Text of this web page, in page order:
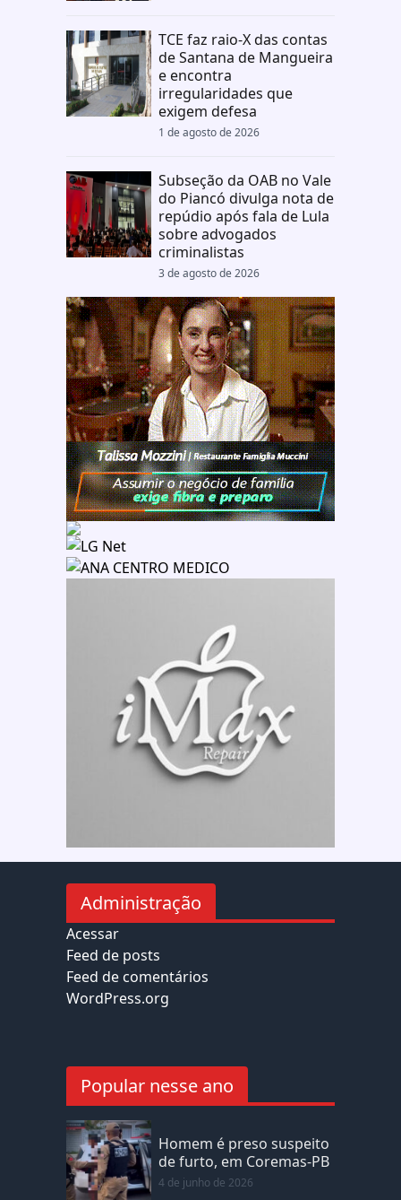
TCE faz raio-X das contas
de Santana de Mangueira
e encontra
irregularidades que
exigem defesa
1 de agosto de 2026
Subseção da OAB no Vale
do Piancó divulga nota de
repúdio após fala de Lula
sobre advogados
criminalistas
3 de agosto de 2026
Administração
Acessar
Feed de posts
Feed de comentários
WordPress.org
Popular nesse ano
Homem é preso suspeito
de furto, em Coremas-PB
4 de junho de 2026